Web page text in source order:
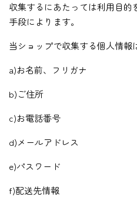
収集するにあたっては利用目的
手段によります。
当ショップで収集する個人情報
a)お名前、フリガナ
b)ご住所
c)お電話番号
d)メールアドレス
e)パスワード
f)配送先情報